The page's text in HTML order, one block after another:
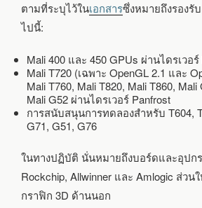
ตามที่ระบุไว้ในเอกสารซึ่งหมายถึงรองรั
ไปนี้:
Mali 400 และ 450 GPUs ผ่านไดรเวอร์
Mali T720 (เฉพาะ OpenGL 2.1 และ
Mali T760, Mali T820, Mali T860,
Mali G52 ผ่านไดรเวอร์ Panfrost
การสนับสนุนการทดลองสำหรับ T604,
G71, G51, G76
ในทางปฏิบัติ นั่นหมายถึงบอร์ดและอุปก
Rockchip, Allwinner และ Amlogic ส่วน
กราฟิก 3D ด้านนอก